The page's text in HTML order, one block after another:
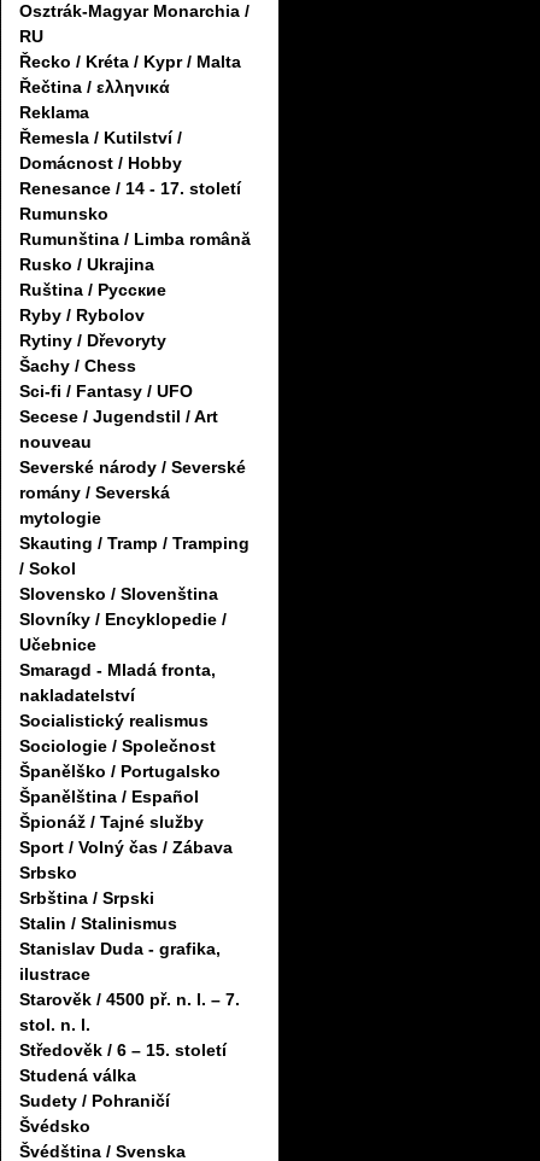
Osztrák-Magyar Monarchia /
RU
Řecko / Kréta / Kypr / Malta
Řečtina / ελληνικά
Reklama
Řemesla / Kutilství /
Domácnost / Hobby
Renesance / 14 - 17. století
Rumunsko
Rumunština / Limba română
Rusko / Ukrajina
Ruština / Русские
Ryby / Rybolov
Rytiny / Dřevoryty
Šachy / Chess
Sci-fi / Fantasy / UFO
Secese / Jugendstil / Art
nouveau
Severské národy / Severské
romány / Severská
mytologie
Skauting / Tramp / Tramping
/ Sokol
Slovensko / Slovenština
Slovníky / Encyklopedie /
Učebnice
Smaragd - Mladá fronta,
nakladatelství
Socialistický realismus
Sociologie / Společnost
Španělško / Portugalsko
Španělština / Español
Špionáž / Tajné služby
Sport / Volný čas / Zábava
Srbsko
Srbština / Srpski
Stalin / Stalinismus
Stanislav Duda - grafika,
ilustrace
Starověk / 4500 př. n. l. – 7.
stol. n. l.
Středověk / 6 – 15. století
Studená válka
Sudety / Pohraničí
Švédsko
Švédština / Svenska